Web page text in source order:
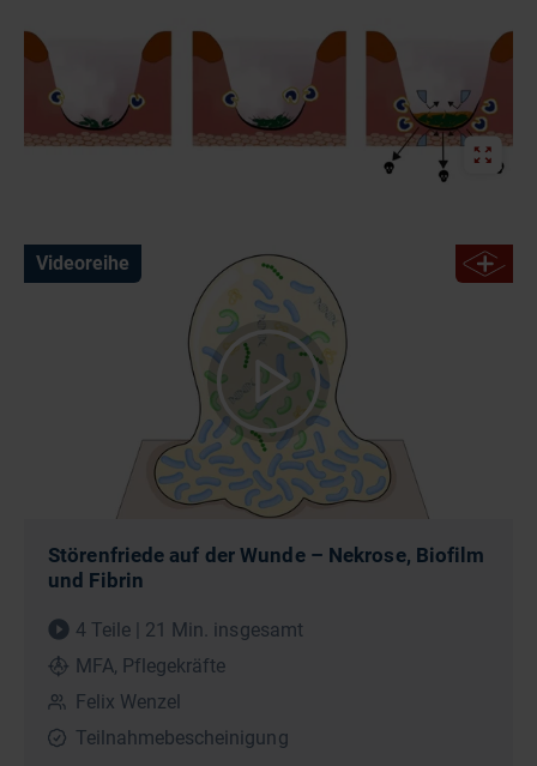
Störenfriede auf der Wunde – Nekrose, Biofilm
und Fibrin
4 Teile | 21 Min. insgesamt
MFA, Pflegekräfte
Felix Wenzel
Teilnahmebescheinigung
Videoreihe